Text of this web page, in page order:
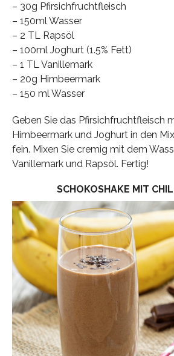
– 30g Pfirsichfruchtfleisch
– 150ml Wasser
– 2 TL Rapsöl
– 100ml Joghurt (1.5% Fett)
– 1 TL Vanillemark
– 20g Himbeermark
– 150 ml Wasser
Geben Sie das Pfirsichfruchtfleisch
Himbeermark und Joghurt in den
fein. Mixen Sie cremig mit dem
Vanillemark und Rapsöl. Fertig!
SCHOKOSHAKE MIT